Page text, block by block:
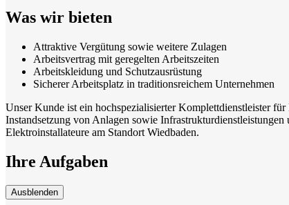
Was wir bieten
Attraktive Vergütung sowie weitere Zulagen
Arbeitsvertrag mit geregelten Arbeitszeiten
Arbeitskleidung und Schutzausrüstung
Sicherer Arbeitsplatz in traditionsreichem Unternehmen
Unser Kunde ist ein hochspezialisierter Komplettdienstleister
Instandsetzung von Anlagen sowie
Elektroinstallateure am Standort Wiedbaden.
Ihre Aufgaben
Ausblenden